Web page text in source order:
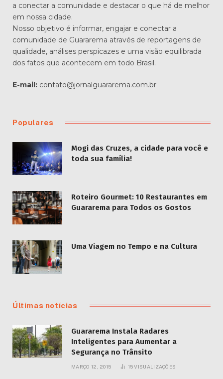
a conectar a comunidade e destacar o que há de melhor
em nossa cidade.
Nosso objetivo é informar, engajar e conectar a
comunidade de Guararema através de reportagens de
qualidade, análises perspicazes e uma visão equilibrada
dos fatos que acontecem em todo Brasil.
E-mail: contato@jornalguararema.com.br
Populares
Mogi das Cruzes, a cidade para você e
toda sua família!
Roteiro Gourmet: 10 Restaurantes em
Guararema para Todos os Gostos
Uma Viagem no Tempo e na Cultura
Últimas notícias
Guararema Instala Radares
Inteligentes para Aumentar a
Segurança no Trânsito
MARÇO 12, 2015 15VISUALIZAÇÕES